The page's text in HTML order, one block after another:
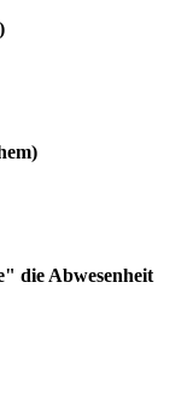
die Abwesenheit